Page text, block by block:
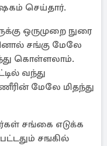
செய்தார்.
ஒருமுறை நுரை
சங்கு மேலே
கொள்ளலாம்.
வந்து
மேலே மிதந்து
சங்கை எடுக்க
சஙகில்